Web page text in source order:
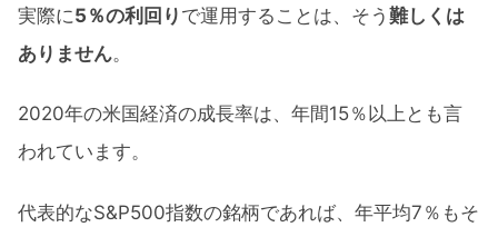
実際に5％の利回り で運用することは、そう 難しくは
ありません。
2020年の米国経済の成長率は、年間15％以上とも言
われています。
代表的なS&P500指数の銘柄であれば、年平均7％もそ